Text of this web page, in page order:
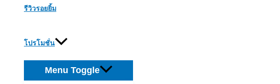
รีวิวรอยยิ้ม
โปรโมชั่น
Menu Toggle